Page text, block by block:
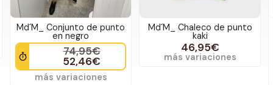
Md´M_ Conjunto de punto
en negro
74,95€
52,46€
más variaciones
Md´M_ Chaleco de punto
kaki
46,95€
más variaciones